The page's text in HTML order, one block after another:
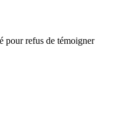
pour refus de témoigner